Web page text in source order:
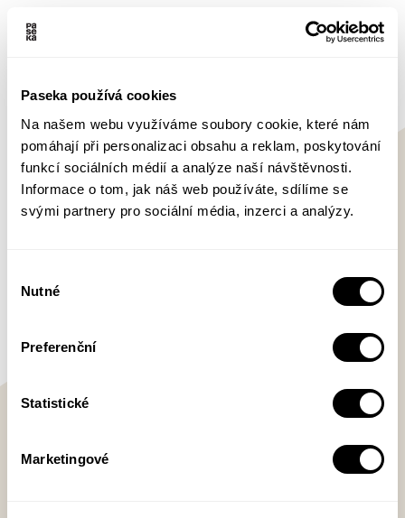
Paseka používá cookies
Na našem webu využíváme soubory cookie, které nám
pomáhají při personalizaci obsahu a reklam, poskytování
funkcí sociálních médií a analýze naší návštěvnosti.
Informace o tom, jak náš web používáte, sdílíme se
svými partnery pro sociální média, inzerci a analýzy.
souhlasu
Nutné
Preferenční
Statistické
Marketingové
Antifragilita
Autismus a Chardonnay
Martin Selner
Autismus a Chardonnay: Pozdní sběr
Martin Selner
Na co vy tady čekáte?
Na pohlavní choroby? Nemáme, nevedeme!
Jinak se ale pokusíme poradit s obecnými